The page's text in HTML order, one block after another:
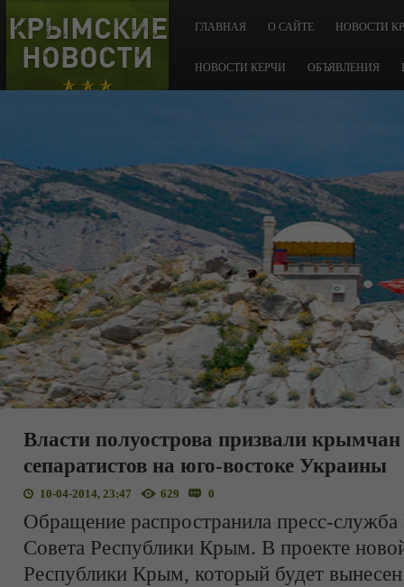
КРЫМСКИЕ
НОВОСТИ
ГЛАВНАЯ О САЙТЕ НОВОСТИ
НОВОСТИ КЕРЧИ ОБЪЯВЛЕНИЯ
Власти полуострова призвали
сепаратистов на юго-востоке Украины
10-04-2014, 23:47 629 0
Обращение распространила пресс-служба
Совета Республики Крым. В проекте
Республики Крым, который будет